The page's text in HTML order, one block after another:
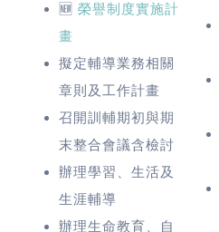
🆕 榮譽制度實施計
畫
擬定輔導業務相關
章則及工作計畫
召開訓輔期初與期
末整合會議含檢討
辦理學習、生活及
生涯輔導
辦理生命教育、自